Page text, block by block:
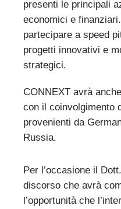
presenti le principali
economici e
partecipare a speed
progetti innovativi e
strategici.
CONNEXT avrà
con il coinvolgimento
provenienti da
Russia.
Per l’occasione il
discorso che avrà
l’opportunità che